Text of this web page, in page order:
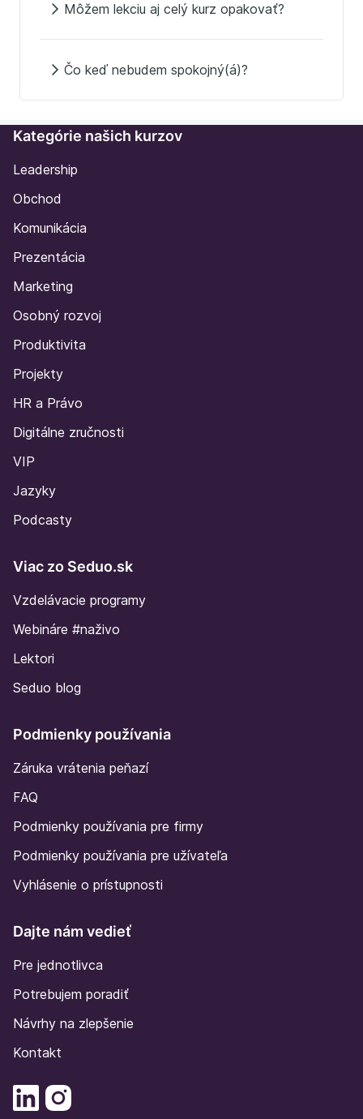
Môžem lekciu aj celý kurz opakovať?
Čo keď nebudem spokojný(á)?
Kategórie našich kurzov
Leadership
Obchod
Komunikácia
Prezentácia
Marketing
Osobný rozvoj
Produktivita
Projekty
HR a Právo
Digitálne zručnosti
VIP
Jazyky
Podcasty
Viac zo Seduo.sk
Vzdelávacie programy
Webináre #naživo
Lektori
Seduo blog
Podmienky používania
Záruka vrátenia peňazí
FAQ
Podmienky používania pre firmy
Podmienky používania pre užívateľa
Vyhlásenie o prístupnosti
Dajte nám vedieť
Pre jednotlivca
Potrebujem poradiť
Návrhy na zlepšenie
Kontakt